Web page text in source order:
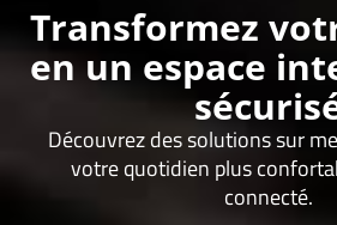
Transformez
en un espace
Découvrez des solutions sur
votre quotidien plus
connecté.